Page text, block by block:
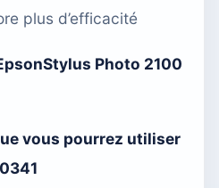
plus d’efficacité
Photo 2100
vous pourrez utiliser